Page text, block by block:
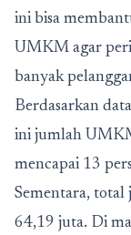
ini bisa
UMKM agar
banyak
Berdasarkan
ini jumlah
mencapai 13
Sementara,
64,19 juta. Di